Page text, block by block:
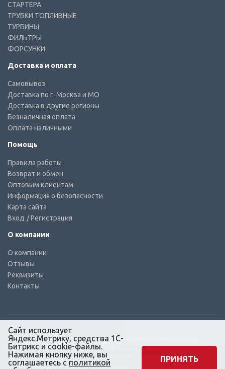
СТАРТЕРА
ТРУБКИ ТОПЛИВНЫЕ
ТУРБИНЫ
ФИЛЬТРЫ
ФОРСУНКИ
Доставка и оплата
Самовывоз
Доставка по г. Москва и МО
Доставка в другие регионы
Безналичная оплата
Оплата наличными
Помощь
Правила работы
Возврат и обмен
Оптовым клиентам
Информация о безопасности
Карта сайта
Вход / Регистрация
О компании
О компании
Отзывы
Реквизиты
Контакты
© КТС-Дизель – Комплектующие к топливным системам
Все права защищены, 2003 – 2025
Согласие на обработку персональных данных
Сайт использует
Яндекс.Метрику, средства 1С-
Битрикс и cookie-файлы.
Нажимая кнопку ниже, вы
соглашаетесь с политикой
ПРИНЯТЬ